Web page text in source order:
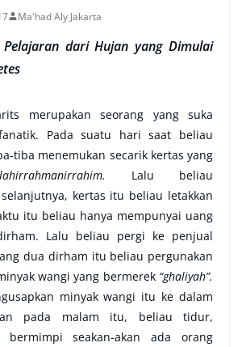
Ma'had Aly Jakarta
Pelajaran dari Hujan yang Dimulai
merupakan seorang yang suka
Pada suatu hari saat beliau
tiba menemukan secarik kertas yang
Lalu beliau
kertas itu beliau letakkan
itu beliau hanya mempunyai uang
Lalu beliau pergi ke penjual
dua dirham itu beliau pergunakan
wangi yang bermerek“ghaliyah”.
minyak wangi itu ke dalam
pada malam itu, beliau tidur,
bermimpi seakan-akan ada orang